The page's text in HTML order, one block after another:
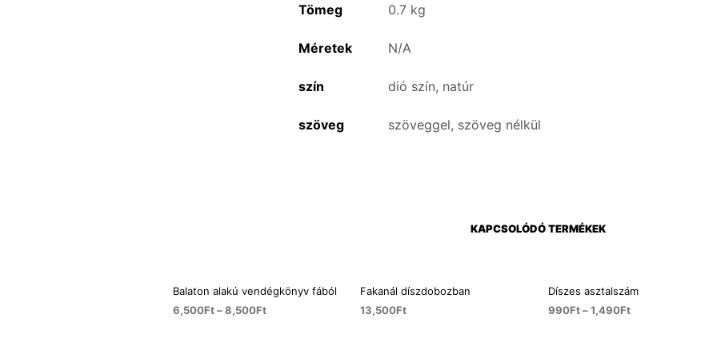
Tömeg 0.7 kg
Méretek N/A
szín dió szín, natúr
szöveg szöveggel, szöveg nélkül
KAPCSOLÓDÓ TERMÉKEK
Balaton alakú vendégkönyv fából
6,500Ft–8,500Ft
Fakanál díszdobozban
13,500Ft
Díszes asztalszám
990Ft–1,490Ft